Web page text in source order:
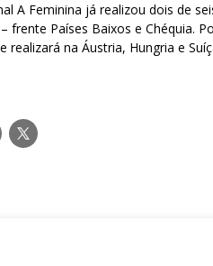
A Feminina já realizou dois de
frente Países Baixos e Chéquia.
realizará na Áustria, Hungria e
Siga-
nos